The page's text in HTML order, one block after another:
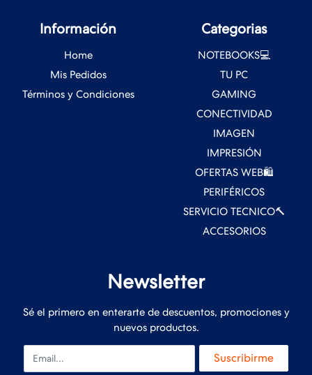
Información
Home
Mis Pedidos
Términos y Condiciones
Categorias
NOTEBOOKS💻
TU PC
GAMING
CONECTIVIDAD
IMAGEN
IMPRESIÓN
OFERTAS WEB🛍️
PERIFÉRICOS
SERVICIO TECNICO🔨
ACCESORIOS
Newsletter
Sé el primero en enterarte de descuentos, promociones y
nuevos productos.
Email Suscribirme